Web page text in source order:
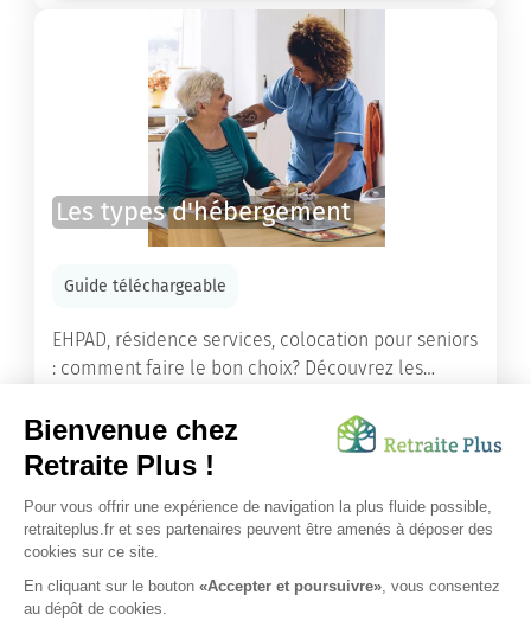
Les types d'hébergement
Guide téléchargeable
EHPAD, résidence services, colocation pour seniors
: comment faire le bon choix? Découvrez les
ainés.
Lire l'article
Vous avez besoin d’une aide de nos équipes ?
Obtenir les tarifs & disponibilités